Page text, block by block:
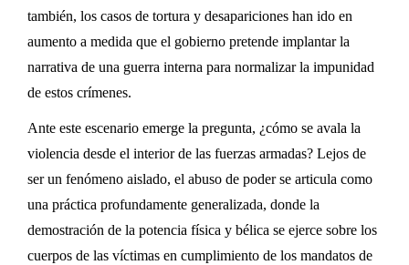
también, los casos de tortura y desapariciones han ido en
aumento a medida que el gobierno pretende implantar la
narrativa de una guerra interna para normalizar la impunidad
de estos crímenes.
Ante este escenario emerge la pregunta, ¿cómo se avala la
violencia desde el interior de las fuerzas armadas? Lejos de
ser un fenómeno aislado, el abuso de poder se articula como
una práctica profundamente generalizada, donde la
demostración de la potencia física y bélica se ejerce sobre los
cuerpos de las víctimas en cumplimiento de los mandatos de